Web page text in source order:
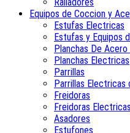
Equipos de Coccion y
Estufas Electricas
Estufas y Equipos
Planchas De Acero
Planchas Electricas
Parrillas
Parrillas Electricas
Freidoras
Freidoras Electricas
Asadores
Estufones